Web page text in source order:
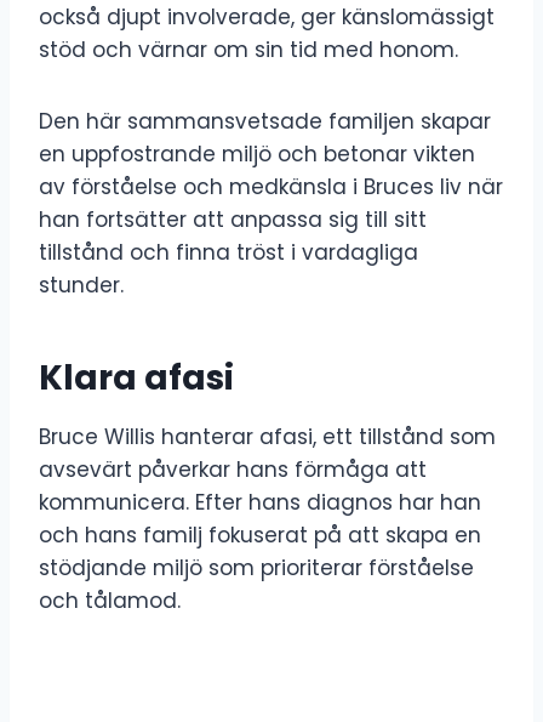
också djupt involverade, ger känslomässigt
stöd och värnar om sin tid med honom.
Den här sammansvetsade familjen skapar
en uppfostrande miljö och betonar vikten
av förståelse och medkänsla i Bruces liv när
han fortsätter att anpassa sig till sitt
tillstånd och finna tröst i vardagliga
stunder.
Klara afasi
Bruce Willis hanterar afasi, ett tillstånd som
avsevärt påverkar hans förmåga att
kommunicera. Efter hans diagnos har han
och hans familj fokuserat på att skapa en
stödjande miljö som prioriterar förståelse
och tålamod.